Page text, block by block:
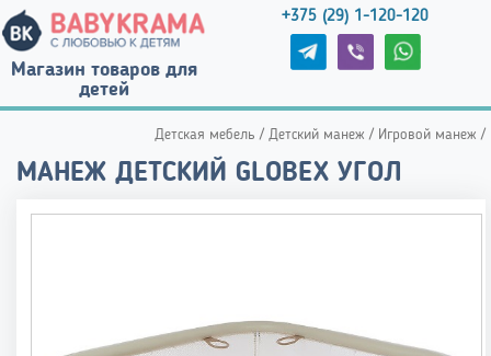
Магазин товаров для
детей
+375 (29) 1-120-120
Детская мебель / Детский манеж / Игровой манеж /
МАНЕЖ ДЕТСКИЙ GLOBEX УГОЛ